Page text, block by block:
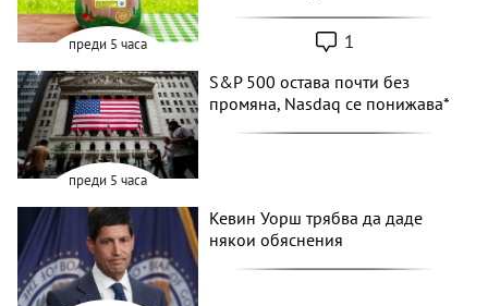
преди 5 часа 1
преди 5 часа
S&P 500 остава почти без
промяна, Nasdaq се понижава*
Кевин Уорш трябва да даде
някои обяснения